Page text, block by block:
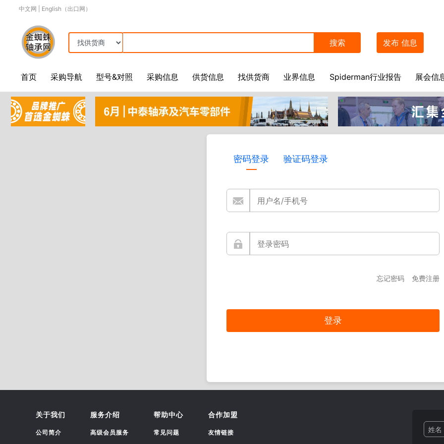
中文网 English（出口网）
搜索 发布 信息
首页 采购导航 型号&对照 采购信息 供货信息 找供货商 业界信息 Spiderman行业报告 展会信
密码登录 验证码登录
忘记密码 免费注册
关于我们
公司简介
服务介绍
高级会员服务
帮助中心
常见问题
合作加盟
友情链接 姓名